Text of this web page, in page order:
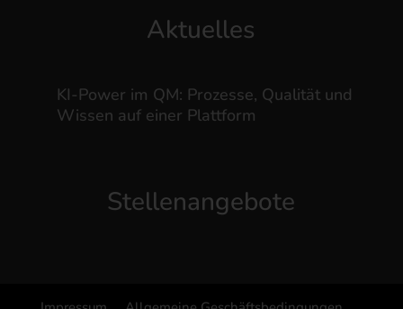
Aktuelles
KI-Power im QM: Prozesse, Qualität und
Wissen auf einer Plattform
Stellenangebote